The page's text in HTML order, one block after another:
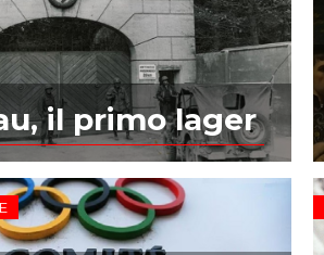
il primo lager